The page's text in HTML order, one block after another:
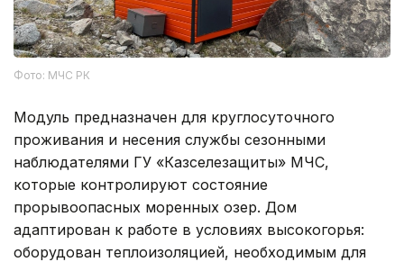
Фото: МЧС РК
Модуль предназначен для круглосуточного
проживания и несения службы сезонными
наблюдателями ГУ «Казселезащиты» МЧС,
которые контролируют состояние
прорывоопасных моренных озер. Дом
адаптирован к работе в условиях высокогорья:
оборудован теплоизоляцией, необходимым для